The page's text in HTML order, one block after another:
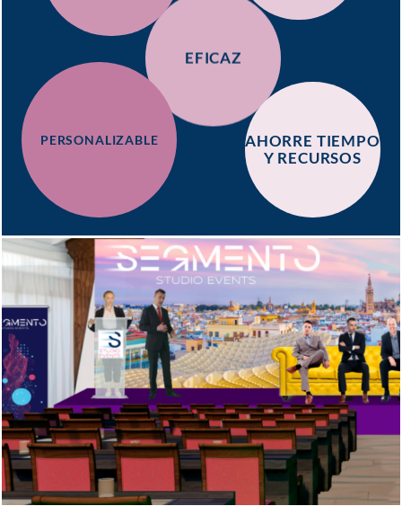
PERSONALIZABLE
EFICAZ
AHORRE TIEMPO
Y RECURSOS